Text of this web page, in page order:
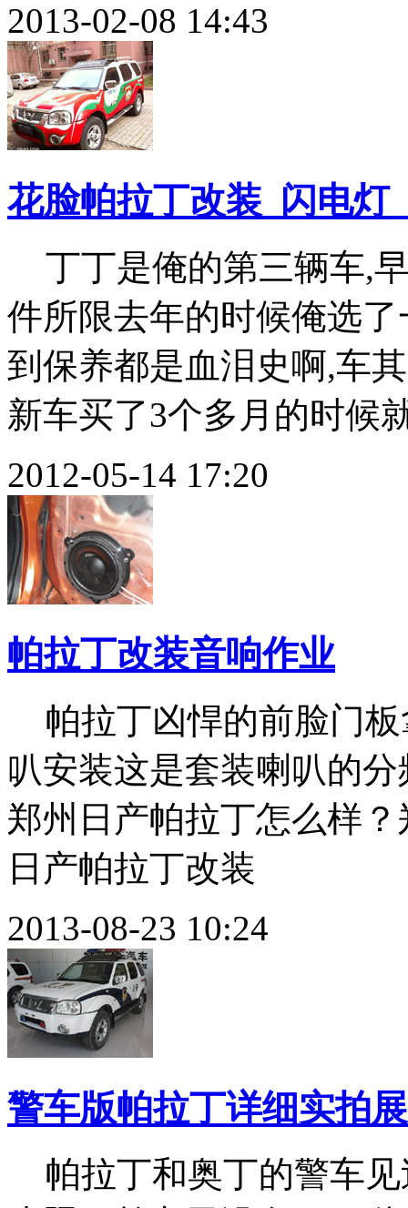
2013-02-08 14:43
花脸帕拉丁改装_闪电灯
丁丁是俺的第三辆车,
件所限去年的时候俺选
到保养都是血泪史啊,车
新车买了3个多月的时候
2012-05-14 17:20
帕拉丁改装音响作业
帕拉丁凶悍的前脸门
叭安装这是套装喇叭的
郑州日产帕拉丁怎么样
日产帕拉丁改装
2013-08-23 10:24
警车版帕拉丁详细实拍
帕拉丁和奥丁的警车